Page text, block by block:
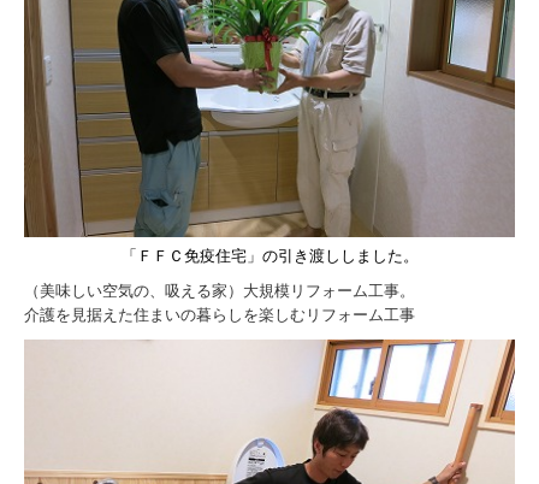
「ＦＦＣ免疫住宅」の引き渡ししました。
（美味しい空気の、吸える家）大規模リフォーム工事。
介護を見据えた住まいの暮らしを楽しむリフォーム工事